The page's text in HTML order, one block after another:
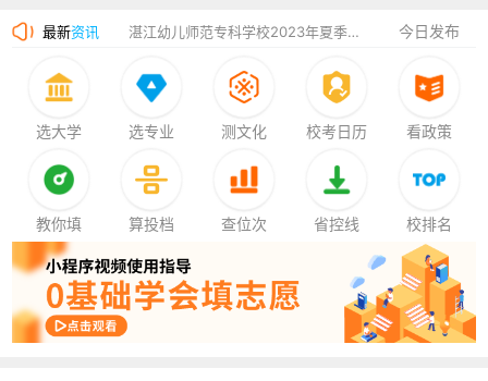
最新资讯 湛江幼儿师范专科学校2023年夏季高考招生简章
香港中文大学（深圳）2023年夏季高考招生简章
今日发布
选大学 选专业 测文化 校考日历 看政策
教你填 算投档 查位次 省控线 校排名